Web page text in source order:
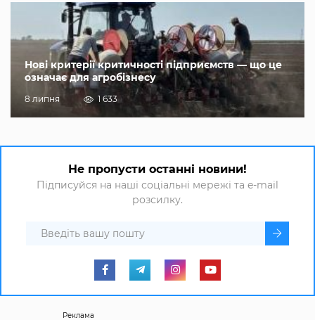
Нові критерії критичності підприємств — що це
означає для агробізнесу
8 липня 1 633
Не пропусти останні новини!
Підписуйся на наші соціальні мережі та e-mail
розсилку.
Реклама